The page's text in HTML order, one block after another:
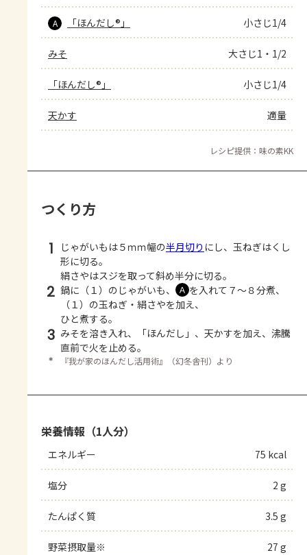
A 「ほんだし®」 小さじ1/4
みそ 大さじ1・1/2
「ほんだし®」 小さじ1/4
天かす 適量
レシピ提供：味の素KK
つくり方
1 じゃがいもは５ｍｍ幅の半月切り にし、玉ねぎはくし
形に切る。
絹さやはスジを取って斜め半分に切る。
2 鍋に（１）のじゃがいも、 Ａ を入れて７～８分煮、
（１）の玉ねぎ・絹さやを加え、
ひと煮する。
3 みそを溶き入れ、「ほんだし」、天かすを加え、沸騰
直前で火を止める。
＊ 『我が家のほんだし活用術』（幻冬舎刊）より
栄養情報（1人分）
エネルギー 75 kcal
塩分 2 g
たんぱく質 3.5 g
野菜摂取量※ 27 g